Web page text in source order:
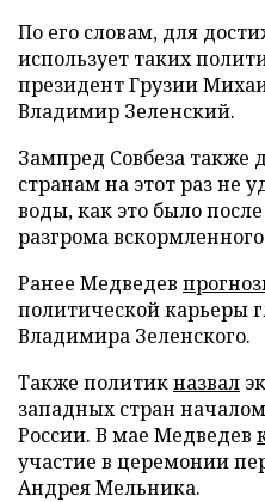
По его словам, для
использует таких
президент Грузии
Владимир Зеленский.
Зампред Совбеза также
странам на этот раз не
воды, как это было
разгрома
Ранее Медведев
политической карьеры
Владимира Зеленского.
Также политикназвал
западных стран
России. В мае Медведев
участие в церемонии
Андрея Мельника.